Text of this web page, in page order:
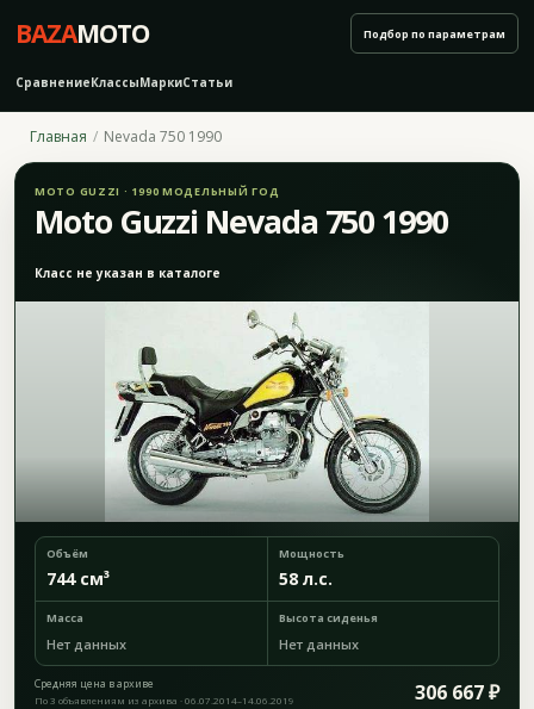
BAZAMOTO
СравнениеКлассыМаркиСтатьи
Подбор по параметрам
Главная Nevada 750 1990
MOTO GUZZI · 1990 МОДЕЛЬНЫЙ ГОД
Moto Guzzi Nevada 750 1990
Класс не указан в каталоге
Объём
744 см³
Мощность
58 л.с.
Масса
Нет данных
Высота сиденья
Нет данных
Средняя цена в архиве 306 667 ₽
По 3 объявлениям из архива · 06.07.2014–14.06.2019